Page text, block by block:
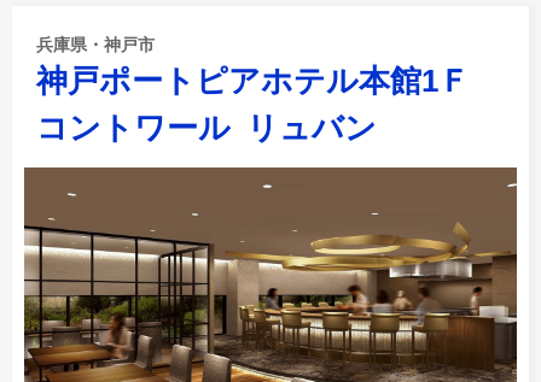
兵庫県・神戸市
神戸ポートピアホテル本館1Ｆ
コントワール リュバン